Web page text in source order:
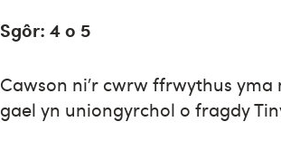
Sgôr: 4 o 5
Cawson ni’r cwrw ffrwythus yma
gael yn uniongyrchol o fragdy